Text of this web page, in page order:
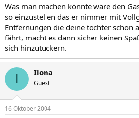
Was man machen könnte wäre den
so einzustellen das er nimmer mit
Entfernungen die deine tochter schon
fährt, macht es dann sicher keinen
sich hinzutuckern.
I Ilona
Guest
16 Oktober 2004